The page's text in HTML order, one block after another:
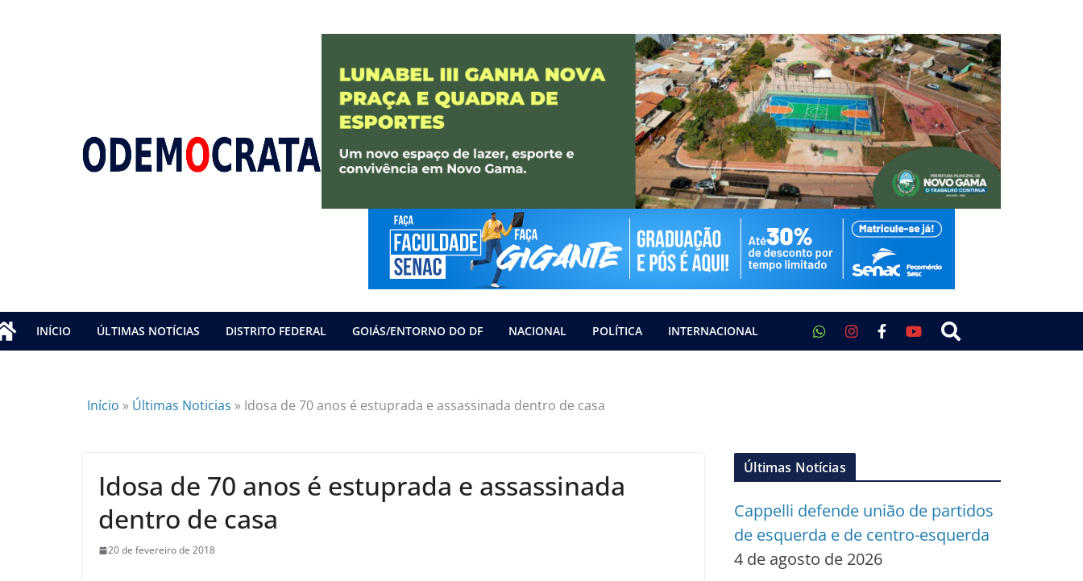
INÍCIO ÚLTIMAS NOTÍCIAS DISTRITO FEDERAL GOIÁS/ENTORNO DO DF NACIONAL POLÍTICA INTERNACIONAL
Início » Últimas Noticias » Idosa de 70 anos é estuprada e assassinada dentro de casa
Idosa de 70 anos é estuprada e assassinada
dentro de casa
20 de fevereiro de 2018
Últimas Notícias
Cappelli defende união de partidos
de esquerda e de centro-esquerda
4 de agosto de 2026